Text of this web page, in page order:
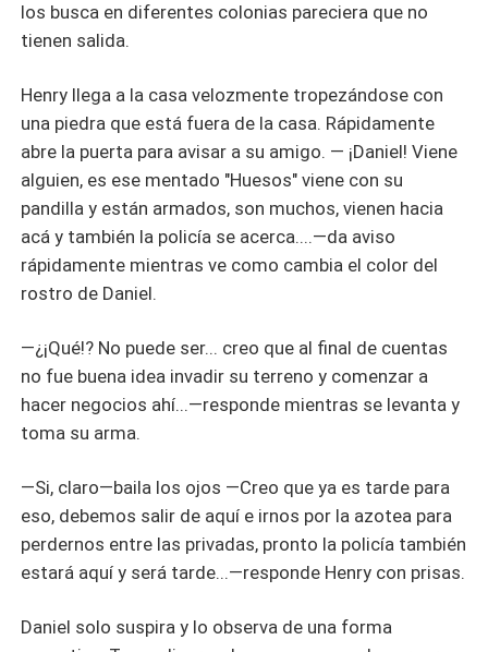
los busca en diferentes colonias pareciera que no
tienen salida.
Henry llega a la casa velozmente tropezándose con
una piedra que está fuera de la casa. Rápidamente
abre la puerta para avisar a su amigo. — ¡Daniel! Viene
alguien, es ese mentado "Huesos" viene con su
pandilla y están armados, son muchos, vienen hacia
acá y también la policía se acerca....—da aviso
rápidamente mientras ve como cambia el color del
rostro de Daniel.
—¿¡Qué!? No puede ser... creo que al final de cuentas
no fue buena idea invadir su terreno y comenzar a
hacer negocios ahí...—responde mientras se levanta y
toma su arma.
—Si, claro—baila los ojos —Creo que ya es tarde para
eso, debemos salir de aquí e irnos por la azotea para
perdernos entre las privadas, pronto la policía también
estará aquí y será tarde...—responde Henry con prisas.
Daniel solo suspira y lo observa de una forma